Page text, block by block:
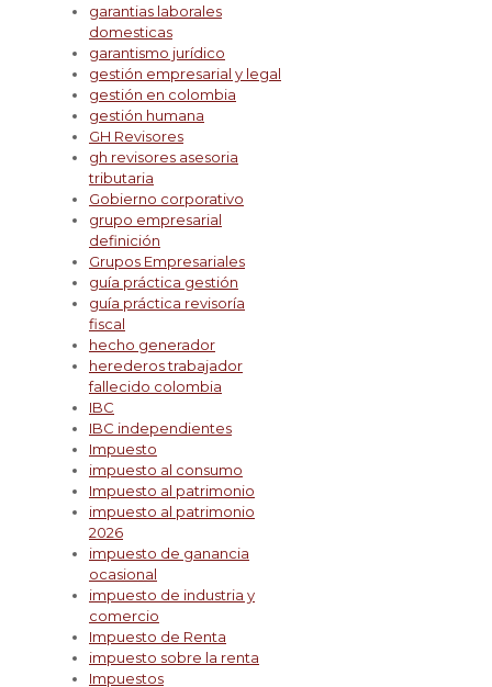
garantias laborales
domesticas
garantismo jurídico
gestión empresarial y legal
gestión en colombia
gestión humana
GH Revisores
gh revisores asesoria
tributaria
Gobierno corporativo
grupo empresarial
definición
Grupos Empresariales
guía práctica gestión
guía práctica revisoría
fiscal
hecho generador
herederos trabajador
fallecido colombia
IBC
IBC independientes
Impuesto
impuesto al consumo
Impuesto al patrimonio
impuesto al patrimonio
2026
impuesto de ganancia
ocasional
impuesto de industria y
comercio
Impuesto de Renta
impuesto sobre la renta
Impuestos